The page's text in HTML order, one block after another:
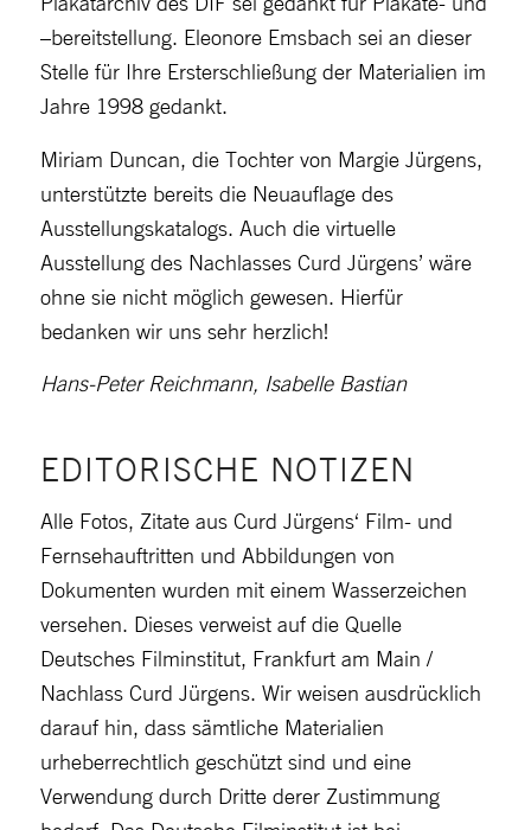
–bereitstellung. Eleonore Emsbach sei an dieser
Stelle für Ihre Ersterschließung der Materialien im
Jahre 1998 gedankt.
Miriam Duncan, die Tochter von Margie Jürgens,
unterstützte bereits die Neuauflage des
Ausstellungskatalogs. Auch die virtuelle
Ausstellung des Nachlasses Curd Jürgens’ wäre
ohne sie nicht möglich gewesen. Hierfür
bedanken wir uns sehr herzlich!
Hans-Peter Reichmann, Isabelle Bastian
EDITORISCHE NOTIZEN
Alle Fotos, Zitate aus Curd Jürgens‘ Film- und
Fernsehauftritten und Abbildungen von
Dokumenten wurden mit einem Wasserzeichen
versehen. Dieses verweist auf die Quelle
Deutsches Filminstitut, Frankfurt am Main /
Nachlass Curd Jürgens. Wir weisen ausdrücklich
darauf hin, dass sämtliche Materialien
urheberrechtlich geschützt sind und eine
Verwendung durch Dritte derer Zustimmung